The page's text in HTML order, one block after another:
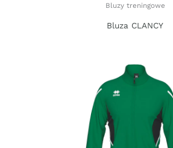
Bluzy treningowe
Bluza CLANCY